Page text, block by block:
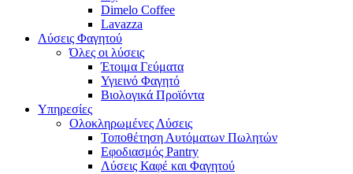
Dimelo Coffee
Lavazza
Λύσεις Φαγητού
Όλες οι λύσεις
Έτοιμα Γεύματα
Υγιεινό Φαγητό
Βιολογικά Προϊόντα
Υπηρεσίες
Ολοκληρωμένες Λύσεις
Τοποθέτηση Αυτόματων Πωλητών
Εφοδιασμός Pantry
Λύσεις Καφέ και Φαγητού